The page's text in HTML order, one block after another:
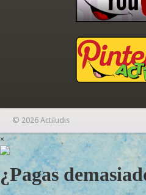
© 2026 Actiludis
×
¿Pagas